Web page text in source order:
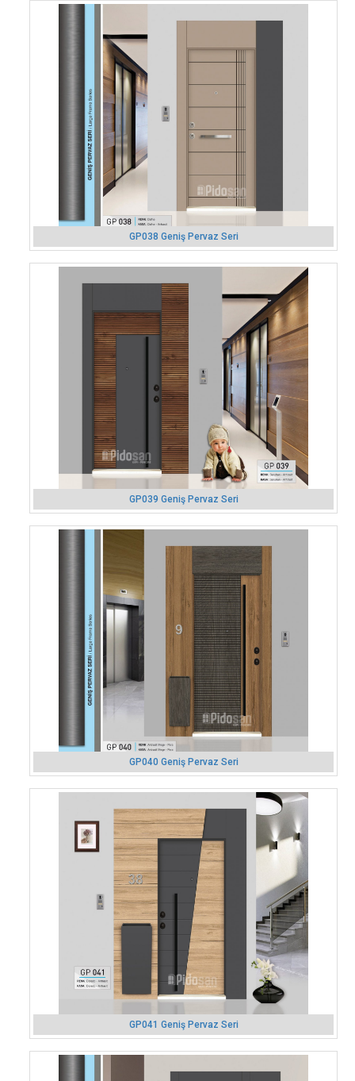
GP038 Geniş Pervaz Seri
GP039 Geniş Pervaz Seri
GP040 Geniş Pervaz Seri
GP041 Geniş Pervaz Seri